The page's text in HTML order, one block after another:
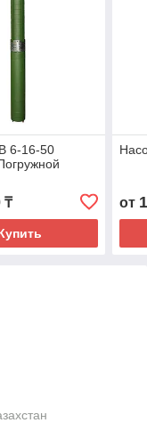
6-16-50
₸ от